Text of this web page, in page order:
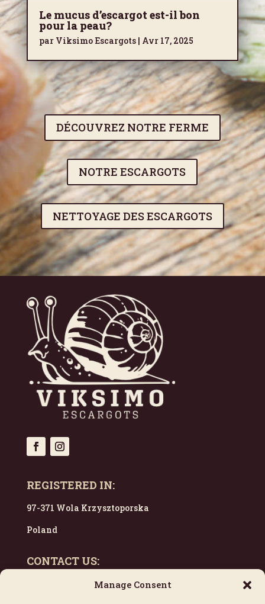
Manage Consent
Le mucus d’escargot est-il bon
pour la peau?
par Viksimo Escargots| Avr 17, 2025
DÉCOUVREZ NOTRE FERME
NOTRE ESCARGOTS
NETTOYAGE DES ESCARGOTS
REGISTERED IN:
97-371 Wola Krzysztoporska
Poland
CONTACT US:
escargots@viksimo.com